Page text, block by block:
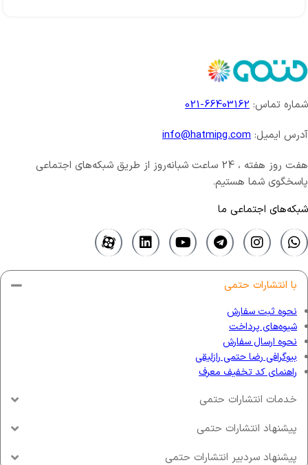
شماره تماس: 66403162-021
آدرس ایمیل: info@hatmipg.com
هفت روز هفته ، 24 ساعت شبانه‌روز از طریق شبکه‌های اجتماعی
پاسخگوی شما هستیم.
شبکه‌های اجتماعی ما
با انتشارات حتمی
نحوه ثبت سفارش
شیوه‌های پرداخت
نحوه ارسال سفارش
بیوگرافی رضا حتمی رازلیقی
راهنمای کد تخفیف معرف
خدمات انتشارات حتمی
پیشنهاد انتشارات حتمی
پیشنهاد سردبیر انتشارات حتمی